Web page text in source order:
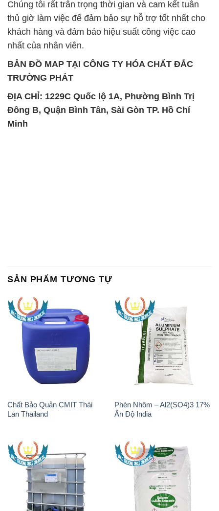
Chúng tôi rất trân trọng thời gian và cam kết tuân
thủ giờ làm việc để đảm bảo sự hỗ trợ tốt nhất cho
khách hàng và đảm bảo hiệu suất công việc cao
nhất của nhân viên.
BẢN ĐỒ MAP TẠI CÔNG TY HÓA CHẤT ĐẮC
TRƯỜNG PHÁT
ĐỊA CHỈ: 1229C Quốc lộ 1A, Phường Bình Trị
Đông B, Quận Bình Tân, Sài Gòn TP. Hồ Chí
Minh
SẢN PHẨM TƯƠNG TỰ
Chất Bảo Quản CMIT Thái
Lan Thailand
Phèn Nhôm – Al2(SO4)3 17%
Ấn Độ India